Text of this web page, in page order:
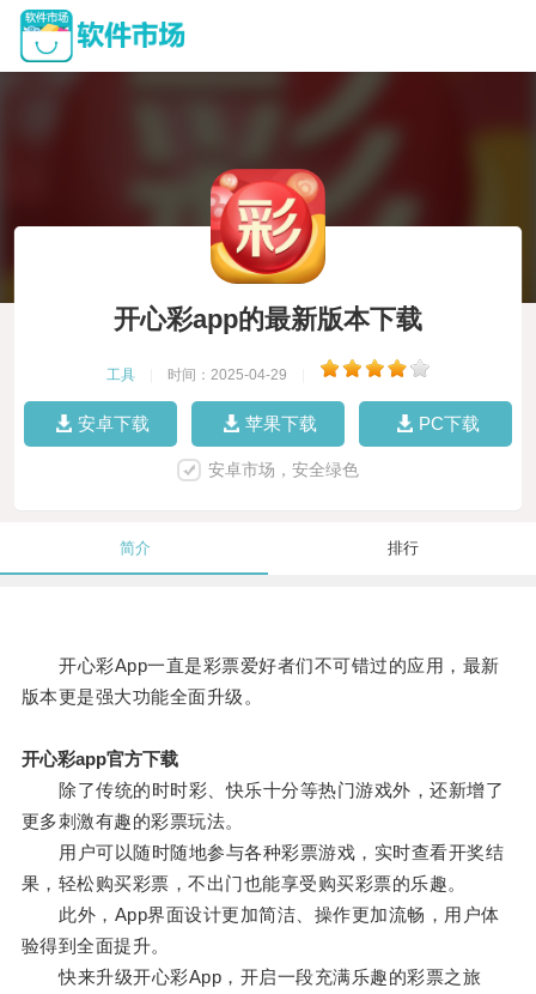
开心彩app的最新版本下载
工具 时间：2025-04-29
安卓下载 苹果下载 PC下载
安卓市场，安全绿色
简介 排行
开心彩App一直是彩票爱好者们不可错过的应用，最新
版本更是强大功能全面升级。
开心彩app官方下载
除了传统的时时彩、快乐十分等热门游戏外，还新增了
更多刺激有趣的彩票玩法。
用户可以随时随地参与各种彩票游戏，实时查看开奖结
果，轻松购买彩票，不出门也能享受购买彩票的乐趣。
此外，App界面设计更加简洁、操作更加流畅，用户体
验得到全面提升。
快来升级开心彩App，开启一段充满乐趣的彩票之旅